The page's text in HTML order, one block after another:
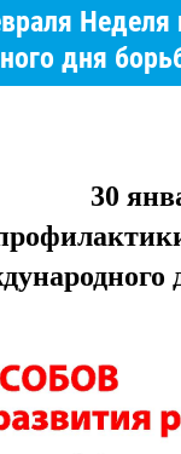
Неделя
дня
30